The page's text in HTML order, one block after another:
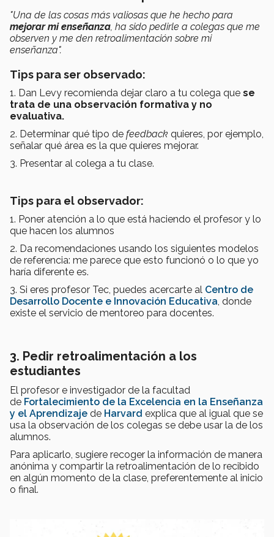
"Una de las cosas más valiosas que he hecho para
mejorar mi enseñanza, ha sido pedirle a colegas que me
observen y me den retroalimentación sobre mi
enseñanza".
Tips para ser observado:
1. Dan Levy recomienda dejar claro a tu colega que se
trata de una observación formativa y no
evaluativa.
2. Determinar qué tipo de feedback quieres, por ejemplo,
señalar qué área es la que quieres mejorar.
3. Presentar al colega a tu clase.
Tips para el observador:
1. Poner atención a lo que está haciendo el profesor y lo
que hacen los alumnos
2. Da recomendaciones usando los siguientes modelos
de referencia: me parece que esto funcionó o lo que yo
haría diferente es.
3. Si eres profesor Tec, puedes acercarte al Centro de
Desarrollo Docente e Innovación Educativa, donde
existe el servicio de mentoreo para docentes.
3. Pedir retroalimentación a los
estudiantes
El profesor e investigador de la facultad
de Fortalecimiento de la Excelencia en la Enseñanza
y el Aprendizaje de Harvard explica que al igual que se
usa la observación de los colegas se debe usar la de los
alumnos.
Para aplicarlo, sugiere recoger la información de manera
anónima y compartir la retroalimentación de lo recibido
en algún momento de la clase, preferentemente al inicio
o final.